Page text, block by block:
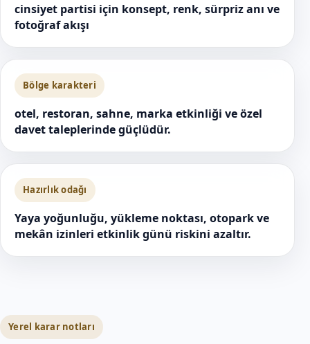
cinsiyet partisi için konsept, renk, sürpriz anı ve
fotoğraf akışı
Bölge karakteri
otel, restoran, sahne, marka etkinliği ve özel
davet taleplerinde güçlüdür.
Hazırlık odağı
Yaya yoğunluğu, yükleme noktası, otopark ve
mekân izinleri etkinlik günü riskini azaltır.
Yerel karar notları